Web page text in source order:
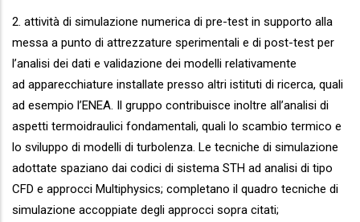
2. attività di simulazione numerica di pre-test in supporto alla
messa a punto di attrezzature sperimentali e di post-test per
l’analisi dei dati e validazione dei modelli relativamente
ad apparecchiature installate presso altri istituti di ricerca, quali
ad esempio l’ENEA. Il gruppo contribuisce inoltre all’analisi di
aspetti termoidraulici fondamentali, quali lo scambio termico e
lo sviluppo di modelli di turbolenza. Le tecniche di simulazione
adottate spaziano dai codici di sistema STH ad analisi di tipo
CFD e approcci Multiphysics; completano il quadro tecniche di
simulazione accoppiate degli approcci sopra citati;